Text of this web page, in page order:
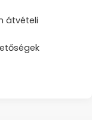
átvételi